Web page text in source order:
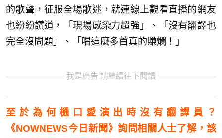
的歌聲，征服全場歌迷，就連線上觀看直播的網友
也紛紛讚道，「現場感染力超強」、「沒有翻譯也
完全沒問題」、「唱這麼多首真的賺爛！」
我是廣告 請繼續往下閱讀
至於為何樋口愛演出時沒有翻譯員？
《NOWNEWS今日新聞》詢問相關人士了解，該